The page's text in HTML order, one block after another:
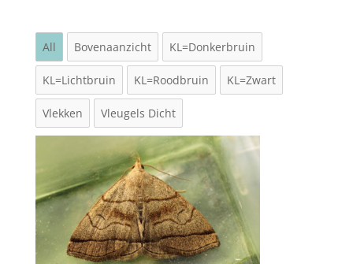
All Bovenaanzicht KL=Donkerbruin
KL=Lichtbruin KL=Roodbruin KL=Zwart
Vlekken Vleugels Dicht